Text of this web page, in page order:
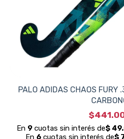
PALO ADIDAS CHAOS FURY